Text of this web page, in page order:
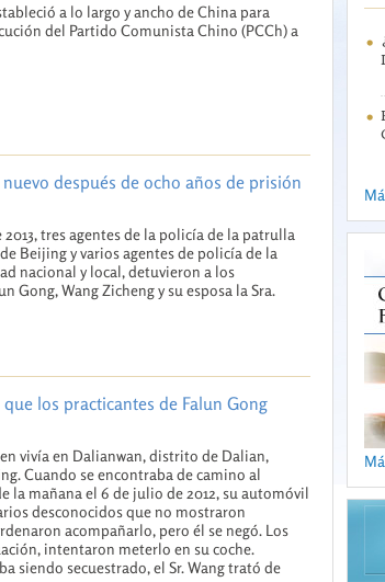
a lo largo y ancho de China para
del Partido Comunista Chino (PCCh) a
después de ocho años de prisión
2013, tres agentes de la policía de la patrulla
Beijing y varios agentes de policía de la
nacional y local, detuvieron a los
Gong, Wang Zicheng y su esposa la Sra.
los practicantes de Falun Gong
vivía en Dalianwan, distrito de Dalian,
Cuando se encontraba de camino al
la mañana el 6 de julio de 2012, su automóvil
desconocidos que no mostraron
acompañarlo, pero él se negó. Los
intentaron meterlo en su coche.
siendo secuestrado, el Sr. Wang trató de